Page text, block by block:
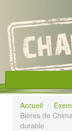
L’action ASDD
Accueil /
Bières de
durable